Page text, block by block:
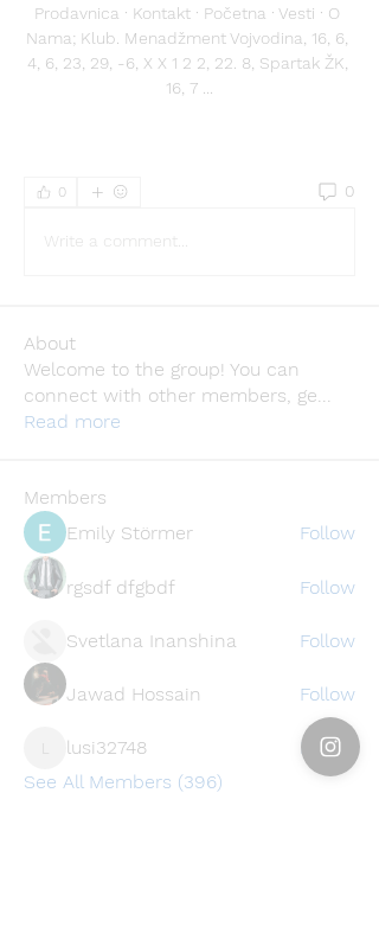
Prodavnica · Kontakt · Početna · Vesti · O
Nama; Klub. Menadžment Vojvodina, 16, 6,
4, 6, 23, 29, -6, X X 1 2 2, 22. 8, Spartak ŽK,
16, 7 ...
0 0
Write a comment...
About
Welcome to the group! You can
connect with other members, ge...
Read more
Members
Emily Störmer
Follow
rgsdf dfgbdf Follow
Svetlana Inanshina Follow
Jawad Hossain Follow
lusi32748
lusi32748
Follow
See All Members (396)